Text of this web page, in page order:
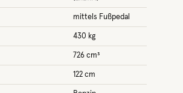
mittels Fußpedal
430 kg
726 cm³
122 cm